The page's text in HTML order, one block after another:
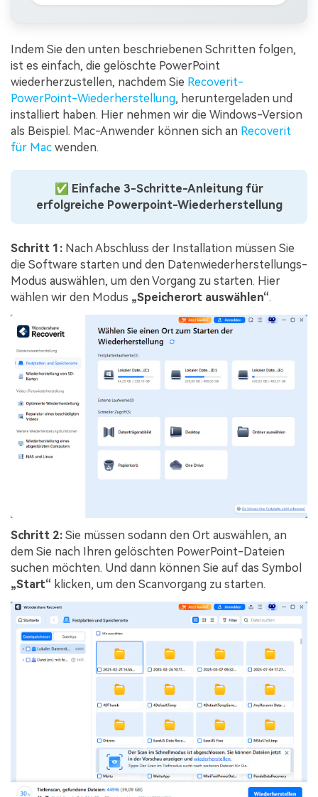
Indem Sie den unten beschriebenen Schritten folgen,
ist es einfach, die gelöschte PowerPoint
wiederherzustellen, nachdem Sie Recoverit-
PowerPoint-Wiederherstellung, heruntergeladen und
installiert haben. Hier nehmen wir die Windows-Version
als Beispiel. Mac-Anwender können sich an Recoverit
für Mac wenden.
✅ Einfache 3-Schritte-Anleitung für
erfolgreiche Powerpoint-Wiederherstellung
Schritt 1: Nach Abschluss der Installation müssen Sie
die Software starten und den Datenwiederherstellungs-
Modus auswählen, um den Vorgang zu starten. Hier
wählen wir den Modus „Speicherort auswählen“.
Schritt 2: Sie müssen sodann den Ort auswählen, an
dem Sie nach Ihren gelöschten PowerPoint-Dateien
suchen möchten. Und dann können Sie auf das Symbol
„Start“ klicken, um den Scanvorgang zu starten.